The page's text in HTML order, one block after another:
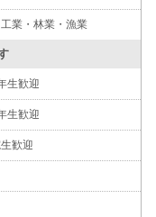
業・林業・漁業
生歓迎
生歓迎
歓迎